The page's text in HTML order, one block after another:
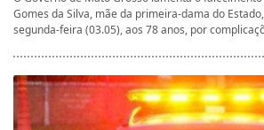
Gomes da Silva, mãe da primeira-dama do
segunda-feira (03.05), aos 78 anos, por